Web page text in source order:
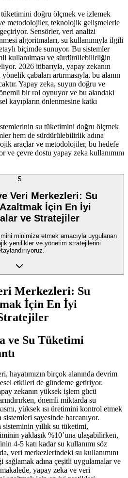
doğru ölçmek ve izlemek
metodolojiler, teknolojik gelişmelerle
Sensörler, veri analizi
algoritmaları, su kullanımıyla ilgili
biçimde sunuyor. Bu sistemler
kullanılması ve sürdürülebilirliğin
2026 itibarıyla, yapay zekanın
çabaları artırmasıyla, bu alanın
Yapay zeka, suyun doğru ve
bir rol oynuyor ve bu alandaki
kayıpların önlenmesine katkı
su tüketimini doğru ölçmek
hem de sürdürülebilirlik adına
araçlar ve metodolojiler, bu hedefe
ve çevre dostu yapay zeka kullanımını
5
Veri Merkezleri: Su
İçin En İyi
ve Stratejiler
minimize etmek amacıyla uygulanan
yenilikler ve yönetim stratejilerini
Merkezleri: Su
İçin En İyi
ve Su Tüketimi
hayatımızın birçok alanında devrim
etkileri de gündeme getiriyor.
zekanın yüksek işlem gücü
önemli miktarda su
yüksek ısı üretimini kontrol etmek
sayesinde harcanıyor.
yıllık su tüketimi,
yaklaşık %10’una ulaşabilirken,
4-5 katı kadar su kullanımı söz
veri merkezlerindeki su kullanımını
adına çeşitli uygulamalar ve
yapay zeka ve veri